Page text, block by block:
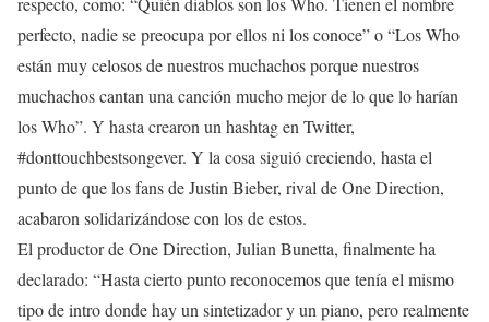
perfecto, nadie se preocupa por ellos ni los conoce” o “Los Who
están muy celosos de nuestros muchachos porque nuestros
muchachos cantan una canción mucho mejor de lo que lo harían
los Who”. Y hasta crearon un hashtag en Twitter,
#donttouchbestsongever. Y la cosa siguió creciendo, hasta el
punto de que los fans de Justin Bieber, rival de One Direction,
acabaron solidarizándose con los de estos.
El productor de One Direction, Julian Bunetta, finalmente ha
declarado: “Hasta cierto punto reconocemos que tenía el mismo
tipo de intro donde hay un sintetizador y un piano, pero realmente